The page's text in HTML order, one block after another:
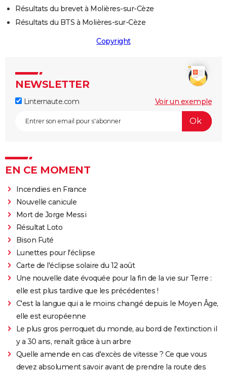
Résultats du brevet à Molières-sur-Cèze
Résultats du BTS à Molières-sur-Cèze
Copyright
NEWSLETTER
Linternaute.com Voir un exemple
EN CE MOMENT
Incendies en France
Nouvelle canicule
Mort de Jorge Messi
Résultat Loto
Bison Futé
Lunettes pour l'éclipse
Carte de l'éclipse solaire du 12 août
Une nouvelle date évoquée pour la fin de la vie sur Terre :
elle est plus tardive que les précédentes !
C'est la langue qui a le moins changé depuis le Moyen Âge,
elle est européenne
Le plus gros perroquet du monde, au bord de l'extinction il
y a 30 ans, renaît grâce à un arbre
Quelle amende en cas d'excès de vitesse ? Ce que vous
devez absolument savoir avant de prendre la route des